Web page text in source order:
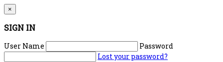
×
SIGN IN
User Name
Password
Lost your password?